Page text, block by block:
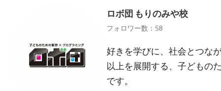
ロボ団 もりのみや校
フォロワー数：58
好きを学びに、社会とつな
以上を展開する、子どもの
です。